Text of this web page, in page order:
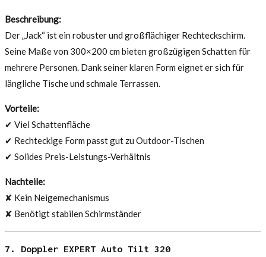
Beschreibung:
Der „Jack“ ist ein robuster und großflächiger Rechteckschirm.
Seine Maße von 300×200 cm bieten großzügigen Schatten für
mehrere Personen. Dank seiner klaren Form eignet er sich für
längliche Tische und schmale Terrassen.
Vorteile:
✔ Viel Schattenfläche
✔ Rechteckige Form passt gut zu Outdoor-Tischen
✔ Solides Preis-Leistungs-Verhältnis
Nachteile:
✘ Kein Neigemechanismus
✘ Benötigt stabilen Schirmständer
7. Doppler EXPERT Auto Tilt 320